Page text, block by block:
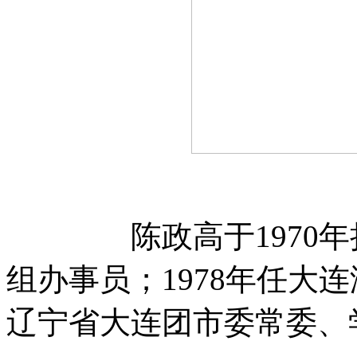
陈政高于1970年担
组办事员；1978年任大
辽宁省大连团市委常委